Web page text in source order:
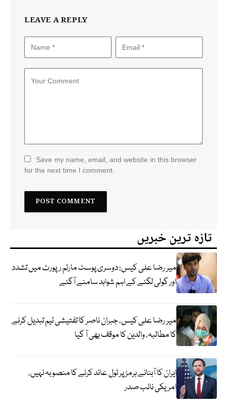
LEAVE A REPLY
Save my name, email, and website in this browser
for the next time I comment.
تازہ ترین خبریں
میر رضا علی کیس: دوسری پوسٹ مارٹم رپورٹ میں تشدد
اور گولی لگنے کے اہم شواہد سامنے آگئے
میر رضا علی کیس، جبران ناصر کا تفتیشی ٹیم تبدیل کرنے
کا مطالبہ، والدین کا موقف بھی آ گیا
ایران کا آبنائے ہرمز پر ٹول عائد کرنے کا منصوبہ نہیں،
امریکی نائب صدر